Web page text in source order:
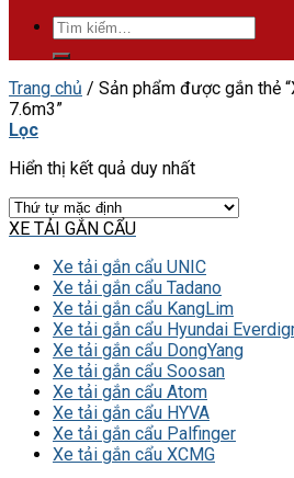
Tìm
kiếm:
Trang chủ / Sản phẩm được gắn thẻ
7.6m3”
Lọc
Hiển thị kết quả duy nhất
XE TẢI GẮN CẨU
Xe tải gắn cẩu UNIC
Xe tải gắn cẩu Tadano
Xe tải gắn cẩu KangLim
Xe tải gắn cẩu Hyundai
Xe tải gắn cẩu DongYang
Xe tải gắn cẩu Soosan
Xe tải gắn cẩu Atom
Xe tải gắn cẩu HYVA
Xe tải gắn cẩu Palfinger
Xe tải gắn cẩu XCMG